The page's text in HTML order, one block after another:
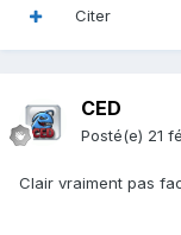
Citer
CED
Posté(e) 21
Clair vraiment pas